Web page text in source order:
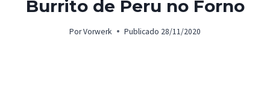
Burrito de Peru no Forno
PorVorwerk Publicado 28/11/2020